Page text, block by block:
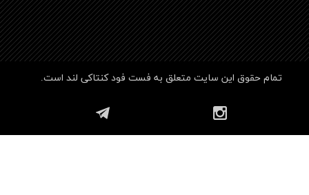
تمام حقوق این سایت متعلق به فست فود کنتاکی لند است.